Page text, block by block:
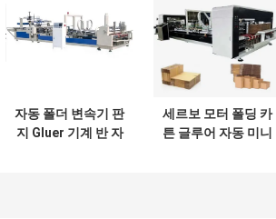
자동 폴더 변속기 판
지 Gluer 기계 반 자
세르보 모터 폴딩 카
튼 글루어 자동 미니